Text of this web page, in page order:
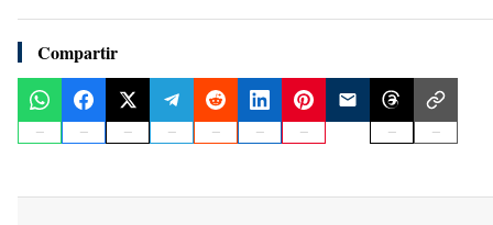
Compartir